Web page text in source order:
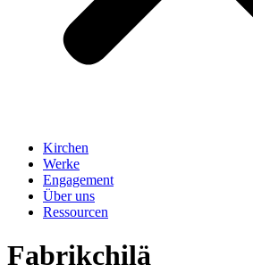
Kirchen
Werke
Engagement
Über uns
Ressourcen
Fabrikchilä